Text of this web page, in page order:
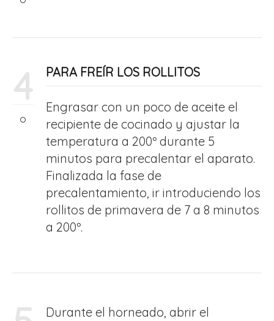
4 PARA FREÍR LOS ROLLITOS
Engrasar con un poco de aceite el
recipiente de cocinado y ajustar la
temperatura a 200º durante 5
minutos para precalentar el aparato.
Finalizada la fase de
precalentamiento, ir introduciendo los
rollitos de primavera de 7 a 8 minutos
a 200º.
Durante el horneado, abrir el